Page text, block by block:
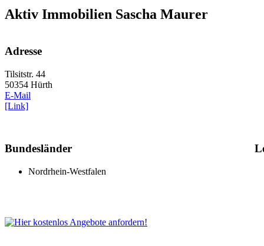
Aktiv Immobilien Sascha Maurer
Adresse
Tilsitstr. 44
50354 Hürth
E-Mail
[Link]
Bundesländer
Nordrhein-Westfalen